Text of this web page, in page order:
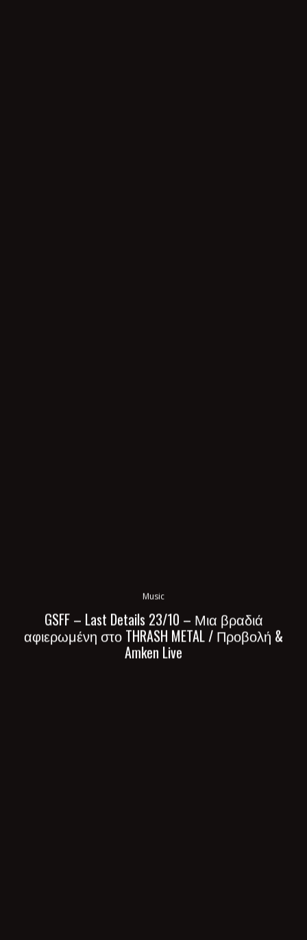
Music
GSFF – Last Details 23/10 – Μια βραδιά
αφιερωμένη στο THRASH METAL / Προβολή &
Amken Live